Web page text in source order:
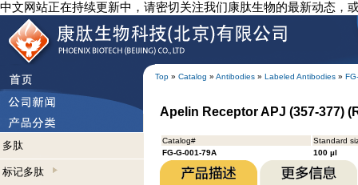
中文网站正在持续更新中，请密切关注我们康肽生物的最新动态，
Top » Catalog » Antibodies » Labeled Antibodies »
多肽
标记多肽
Apelin Receptor APJ (357-377)
Catalog#
Standard
FG-G-001-79A
100 µl